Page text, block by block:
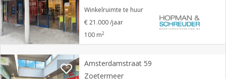
Winkelruimte te huur
€ 21.000 /jaar
100 m2
Amsterdamstraat 59
Zoetermeer